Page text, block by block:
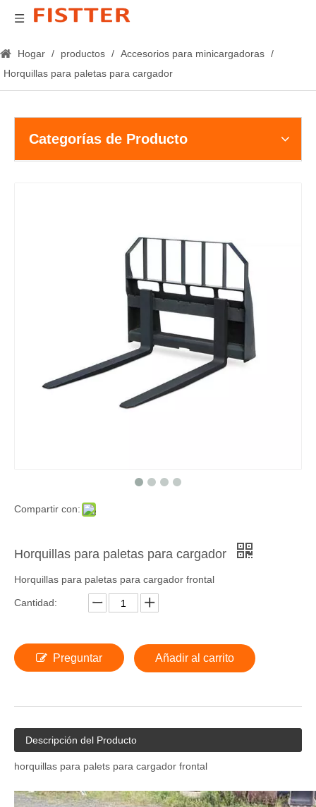
Hogar / productos / Accesorios para minicargadoras /
Horquillas para paletas para cargador
Categorías de Producto
Compartir con:
Horquillas para paletas para cargador
Horquillas para paletas para cargador frontal
Cantidad:
Preguntar Añadir al carrito
Descripción del Producto
horquillas para palets para cargador frontal